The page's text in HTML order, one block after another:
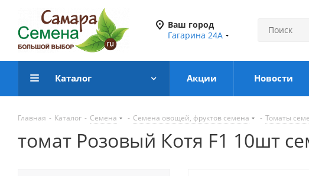
Ваш город
Гагарина 24А
Каталог Акции Новости
Главная - Каталог - Семена - Семена овощей, фруктов семена - Томаты
томат Розовый Котя F1 10шт